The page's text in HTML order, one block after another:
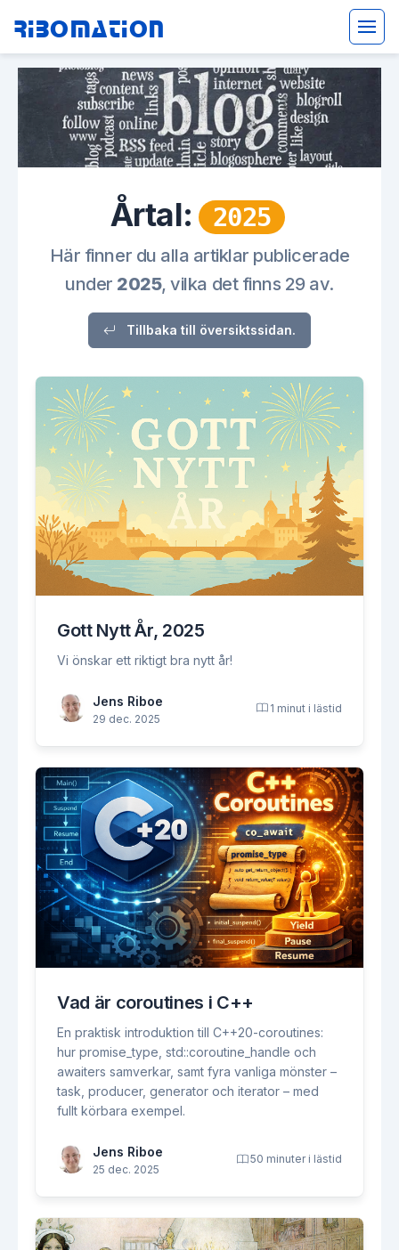
Ribomation
Årtal: 2025
Här finner du alla artiklar publicerade
under 2025, vilka det finns 29 av.
Tillbaka till översiktssidan.
Gott Nytt År, 2025
Vi önskar ett riktigt bra nytt år!
Jens Riboe
29 dec. 2025
1 minut i lästid
Vad är coroutines i C++
En praktisk introduktion till C++20-coroutines:
hur promise_type, std::coroutine_handle och
awaiters samverkar, samt fyra vanliga mönster –
task, producer, generator och iterator – med
fullt körbara exempel.
Jens Riboe
25 dec. 2025
50 minuter i lästid